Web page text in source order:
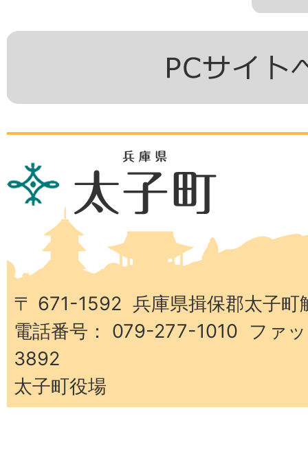
兵
庫
子
町
〒 671-1592 兵庫県揖保郡太子町
電話番号： 079-277-1010 ファ
3892
太子町役場